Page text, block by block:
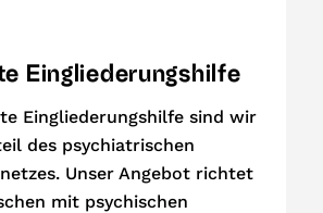
Eingliederungshilfe
Eingliederungshilfe sind wir
des psychiatrischen
Unser Angebot richtet
mit psychischen